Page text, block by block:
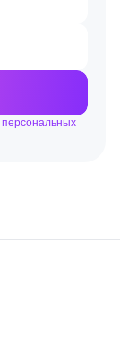
персональных